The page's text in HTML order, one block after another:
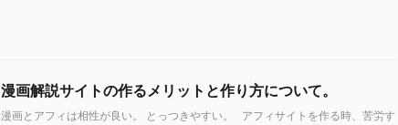
漫画解説サイトの作るメリットと作り方について。
漫画とアフィは相性が良い。 とっつきやすい。 アフィサイトを作る時、苦労す